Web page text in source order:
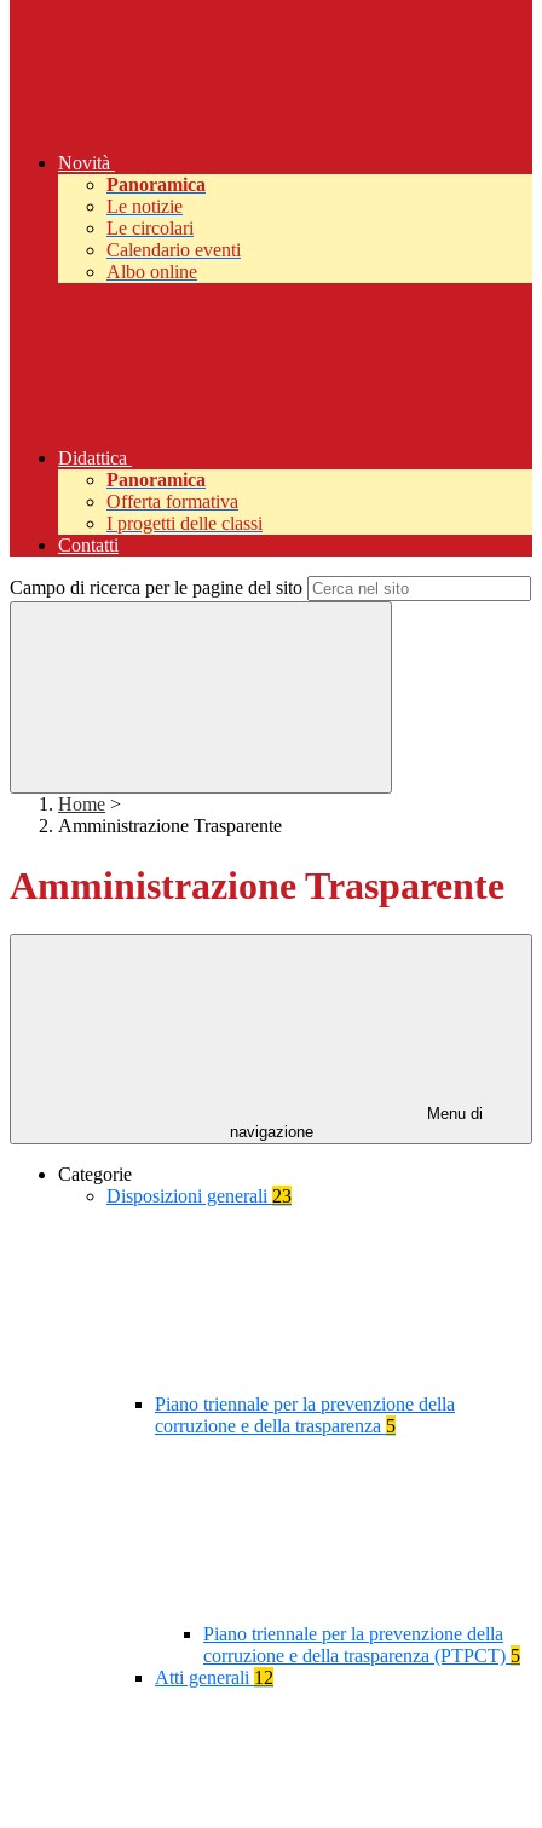
Novità
Panoramica
Le notizie
Le circolari
Calendario eventi
Albo online
Didattica
Panoramica
Offerta formativa
I progetti delle classi
Contatti
Campo di ricerca per le pagine del sito
Home >
Amministrazione Trasparente
Amministrazione Trasparente
Menu di
navigazione
Categorie
Disposizioni generali 23
Piano triennale per la prevenzione della
corruzione e della trasparenza 5
Piano triennale per la prevenzione della
corruzione e della trasparenza (PTPCT) 5
Atti generali 12